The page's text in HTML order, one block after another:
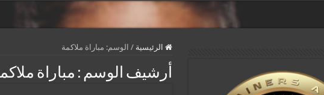
الرئيسية / الوسم: مباراة ملاكمة
أرشيف الوسم : مباراة